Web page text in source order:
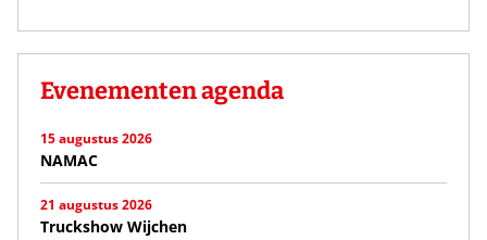
Evenementen agenda
15 augustus 2026
NAMAC
21 augustus 2026
Truckshow Wijchen